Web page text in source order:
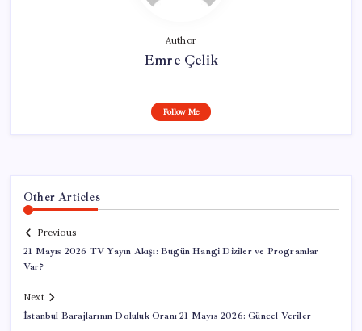
Author
Emre Çelik
Follow Me
Other Articles
Previous
21 Mayıs 2026 TV Yayın Akışı: Bugün Hangi Diziler ve Programlar
Var?
Next
İstanbul Barajlarının Doluluk Oranı 21 Mayıs 2026: Güncel Veriler